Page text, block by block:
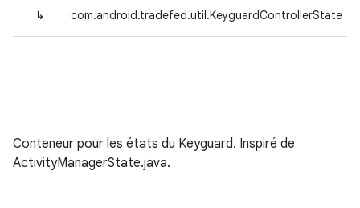
↳ com.android.tradefed.util.KeyguardControllerState
Conteneur pour les états du Keyguard. Inspiré de
ActivityManagerState.java.